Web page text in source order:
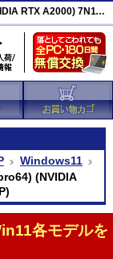
【即納パソコン】 Zbook Fury 15 G8 (Win11pro64) (NVIDIA RTX A2000) 7N11 ※テンキー付 激安(44579)
Windows11
(NVIDIA
各モデルを